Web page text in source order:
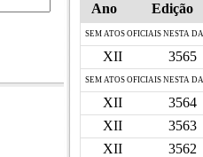
Ano Edição
SEM ATOS OFICIAIS NESTA
XII 3565
SEM ATOS OFICIAIS NESTA
XII
3564
XII
3563
XII
3562